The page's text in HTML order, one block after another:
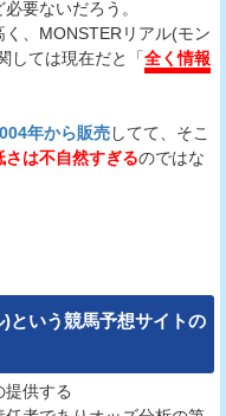
要ないだろう。
、MONSTERリアル(モン
しては現在だと「全く情報
年から販売してて、そこ
さは不自然すぎるのではな
)という競馬予想サイトの
供する